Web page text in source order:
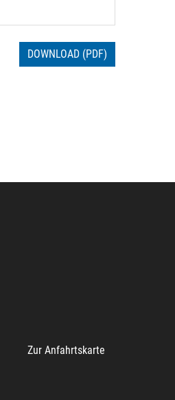
DOWNLOAD (PDF)
Zur Anfahrtskarte